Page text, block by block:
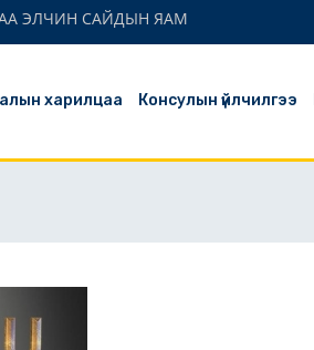
ЭЛЧИН САЙДЫН ЯАМ
харилцаа Консулын үйлчилгээ